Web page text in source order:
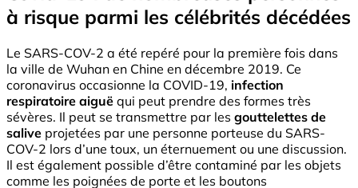
à risque parmi les célébrités décédées
Le SARS-COV-2 a été repéré pour la première fois dans
la ville de Wuhan en Chine en décembre 2019. Ce
coronavirus occasionne la COVID-19, infection
respiratoire aiguë qui peut prendre des formes très
sévères. Il peut se transmettre par les gouttelettes de
salive projetées par une personne porteuse du SARS-
COV-2 lors d’une toux, un éternuement ou une discussion.
Il est également possible d’être contaminé par les objets
comme les poignées de porte et les boutons